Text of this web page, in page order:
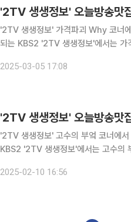
'2TV 생생정보' 가격파괴 Why 코너
되는 KBS2 '2TV 생생정보'에서는
시청역 맛집으로 알려진 '육
2025-03-05 17:08
'2TV 생생정보' 고수의 부엌 코너에서 해
KBS2 '2TV 생생정보'에서는 고수
2025-02-10 16:56